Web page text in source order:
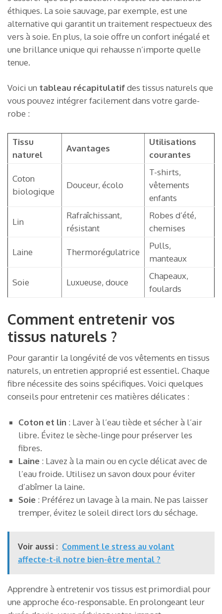
éthiques. La soie sauvage, par exemple, est une
alternative qui garantit un traitement respectueux des
vers à soie. En plus, la soie offre un confort inégalé et
une brillance unique qui rehausse n’importe quelle
tenue.
Voici un tableau récapitulatifdes tissus naturels que
vous pouvez intégrer facilement dans votre garde-
robe :
Tissu
naturel
Avantages
Utilisations
courantes
Coton
biologique
Douceur, écolo
T-shirts,
vêtements
enfants
Lin
Rafraîchissant,
résistant
Robes d’été,
chemises
Laine Thermorégulatrice
Pulls,
manteaux
Soie Luxueuse, douce
Chapeaux,
foulards
Comment entretenir vos
tissus naturels ?
Pour garantir la longévité de vos vêtements en tissus
naturels, un entretien approprié est essentiel. Chaque
fibre nécessite des soins spécifiques. Voici quelques
conseils pour entretenir ces matières délicates :
Coton et lin : Laver à l’eau tiède et sécher à l’air
libre. Évitez le sèche-linge pour préserver les
fibres.
Laine : Lavez à la main ou en cycle délicat avec de
l’eau froide. Utilisez un savon doux pour éviter
d’abîmer la laine.
Soie : Préférez un lavage à la main. Ne pas laisser
tremper, évitez le soleil direct lors du séchage.
Voir aussi : Comment le stress au volant
affecte-t-il notre bien-être mental ?
Apprendre à entretenir vos tissus est primordial pour
une approche éco-responsable. En prolongeant leur